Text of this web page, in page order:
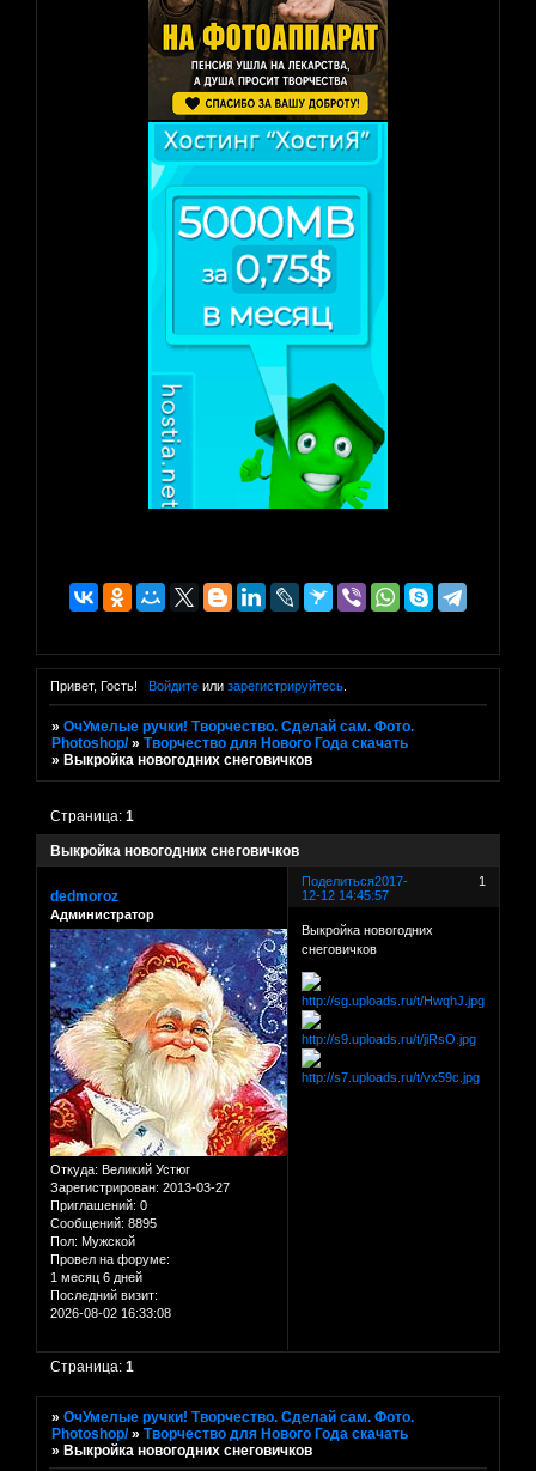
Привет, Гость! Войдитеили зарегистрируйтесь.
»ОчУмелые ручки! Творчество. Сделай сам. Фото.
Photoshop/ »Творчество для Нового Года скачать
» Выкройка новогодних снеговичков
Выкройка новогодних снеговичков
Страница:1
Поделиться 1
2017-
12-12 14:45:57
dedmoroz
Администратор
Откуда: Великий Устюг
Зарегистрирован: 2013-03-27
Приглашений: 0
Сообщений: 8895
Пол: Мужской
Провел на форуме:
1 месяц 6 дней
Последний визит:
2026-08-02 16:33:08
Выкройка новогодних
снеговичков
Страница:1
»ОчУмелые ручки! Творчество. Сделай сам. Фото.
Photoshop/ »Творчество для Нового Года скачать
»Выкройка новогодних снеговичков